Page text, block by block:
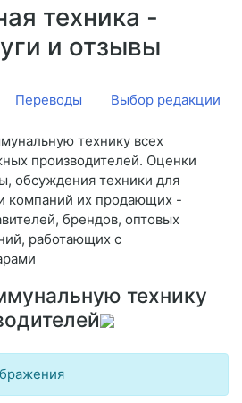
техника -
и отзывы
Переводы Выбор редакции
технику всех
производителей. Оценки
обсуждения техники для
компаний их продающих -
брендов, оптовых
работающих с
технику